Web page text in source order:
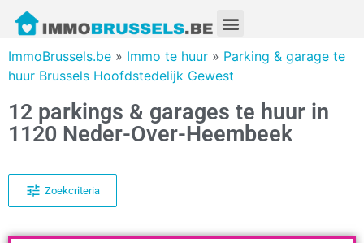
ImmoBrussels.be » Immo te huur » Parking & garage te
huur Brussels Hoofdstedelijk Gewest
12 parkings & garages te huur in
1120 Neder-Over-Heembeek
Zoekcriteria